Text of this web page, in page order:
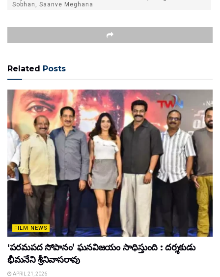
Sobhan, Saanve Meghana
Related Posts
FILM NEWS
‘పరమపద సోపానం’ ఘనవిజయం సాధిస్తుంది : దర్శకుడు
భీమనేని శ్రీనివాసరావు
APRIL 21, 2026